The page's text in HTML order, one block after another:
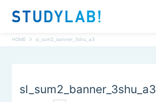
HOME sl_sum2_banner_3shu_a3
sl_sum2_banner_3shu_a3